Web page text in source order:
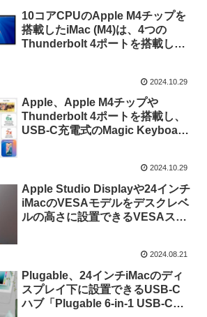
10コアCPUのApple M4チップを
搭載したiMac (M4)は、4つの
Thunderbolt 4ポートを搭載し最
2024.10.29
Apple、Apple M4チップや
Thunderbolt 4ポートを搭載し、
USB-C充電式のMagic Keyboard
2024.10.29
Apple Studio Displayや24インチ
iMacのVESAモデルをデスクレベ
ルの高さに設置できるVESAスタ
2024.08.21
Plugable、24インチiMacのディ
スプレイ下に設置できるUSB-C
ハブ「Plugable 6-in-1 USB-C